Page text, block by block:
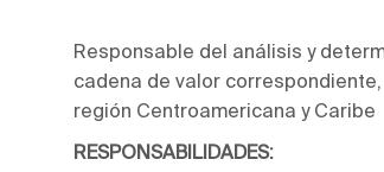
Responsable del análisis y
cadena de valor
región Centroamericana y Caribe
RESPONSABILIDADES: